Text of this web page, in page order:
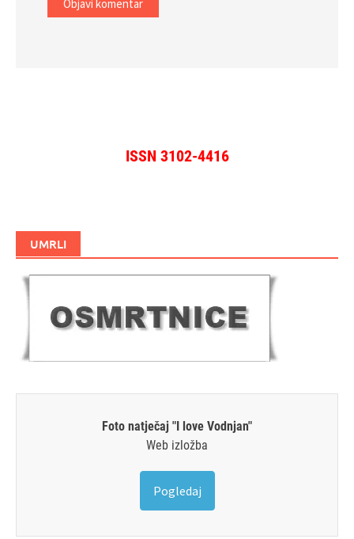
ISSN 3102-4416
UMRLI
Foto natječaj "I love Vodnjan"
Web izložba
Pogledaj